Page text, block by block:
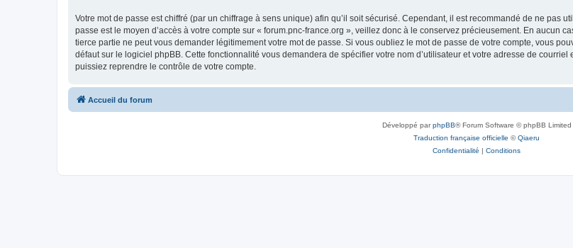
Votre mot de passe est chiffré (par un chiffrage à sens unique) afin qu’il soit sécurisé. Cependant, il est recommandé de ne pas
passe est le moyen d’accès à votre compte sur « forum.pnc-france.org », veillez donc à le conservez précieusement. En aucun
tierce partie ne peut vous demander légitimement votre mot de passe. Si vous oubliez le mot de passe de votre compte, vous
défaut sur le logiciel phpBB. Cette fonctionnalité vous demandera de spécifier votre nom d’utilisateur et votre adresse de
puissiez reprendre le contrôle de votre compte.
Accueil du forum
Développé parphpBB® Forum Software © phpBB Limited
Traduction française officielle ©Qiaeru
Confidentialité | Conditions